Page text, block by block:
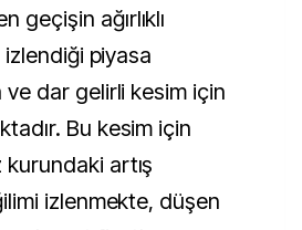
geçişin ağırlıklı
piyasa
dar gelirli kesim için
Bu kesim için
artış
izlenmekte, düşen